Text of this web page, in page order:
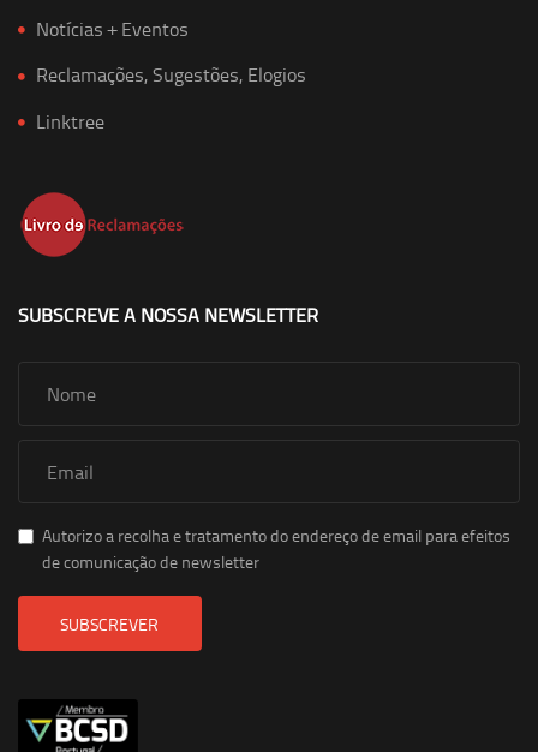
Notícias + Eventos
Reclamações, Sugestões, Elogios
Linktree
SUBSCREVE A NOSSA NEWSLETTER
Autorizo a recolha e tratamento do endereço de email para efeitos
de comunicação de newsletter
SUBSCREVER